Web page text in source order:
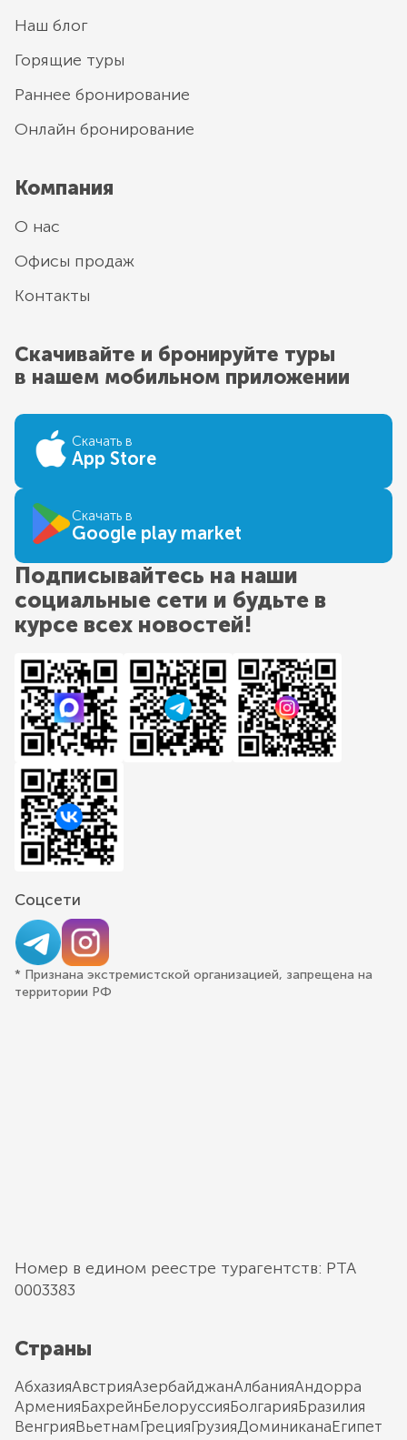
Наш блог
Горящие туры
Раннее бронирование
Онлайн бронирование
Компания
О нас
Офисы продаж
Контакты
Скачивайте и бронируйте туры
в нашем мобильном приложении
Скачать в
App Store
Скачать в
Google play market
Подписывайтесь на наши
социальные сети и будьте в
курсе всех новостей!
Соцсети
* Признана экстремистской организацией, запрещена на
территории РФ
Номер в едином реестре турагентств: РТА
0003383
Страны
АбхазияАвстрияАзербайджанАлбанияАндорра
АрменияБахрейнБелоруссияБолгарияБразилия
ВенгрияВьетнамГрецияГрузияДоминиканаЕгипет